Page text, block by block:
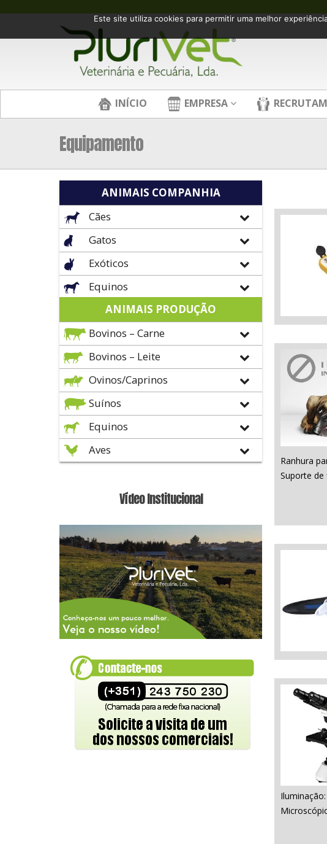
INÍCIO EMPRESA
Equipamento
Ranhura
Suporte
ANIMAIS COMPANHIA
Cães
Gatos
Exóticos
Equinos
ANIMAIS PRODUÇÃO
Bovinos – Carne
Bovinos – Leite
Ovinos/Caprinos
Suínos
Equinos
Aves
Vídeo Institucional
Este site utiliza cookies para permitir uma melhor